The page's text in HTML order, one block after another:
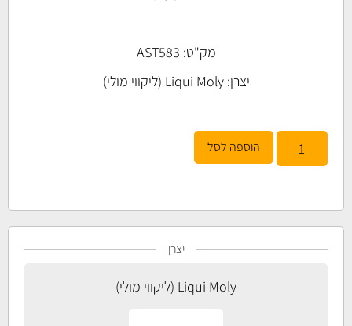
מק"ט: AST583
יצרן:Liqui Moly (ליקווי מולי)
הוספה לסל
יצרן
Liqui Moly (ליקווי מולי)